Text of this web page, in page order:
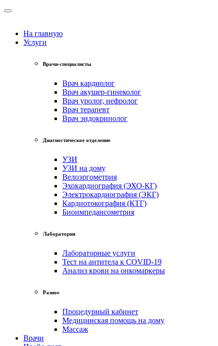
На главную
Услуги
Врачи-специалисты
Врач кардиолог
Врач акушер-гинеколог
Врач уролог, нефролог
Врач терапевт
Врач эндокринолог
Диагностическое отделение
УЗИ
УЗИ на дому
Велоэргометрия
Эхокардиография (ЭХО-КГ)
Электрокардиография (ЭКГ)
Кардиотокография (КТГ)
Биоимпедансометрия
Лаборатория
Лабораторные услуги
Тест на антитела к COVID-19
Анализ крови на онкомаркеры
Разное
Процедурный кабинет
Медицинская помощь на дому
Массаж
Врачи